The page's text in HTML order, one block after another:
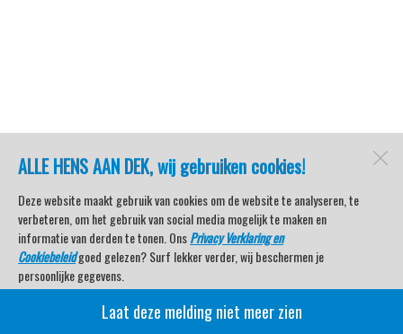
ALLE HENS AAN DEK, wij gebruiken cookies!
Deze website maakt gebruik van cookies om de website te analyseren, te
verbeteren, om het gebruik van social media mogelijk te maken en
informatie van derden te tonen. OnsPrivacy Verklaring en
Cookiebeleidgoed gelezen? Surf lekker verder, wij beschermen je
persoonlijke gegevens.
Veel kijkplezier met Watersport TV Beleving & Nieuws!
Laat deze melding niet meer zien